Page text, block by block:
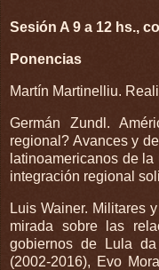
Sesión A 9 a 12 hs.,
Ponencias
Martín Martinelliu.
Germán Zundl.
regional? Avances y
latinoamericanos de
integración regional
Luis Wainer. Militares
mirada sobre las
gobiernos de Lula
(2002-2016), Evo